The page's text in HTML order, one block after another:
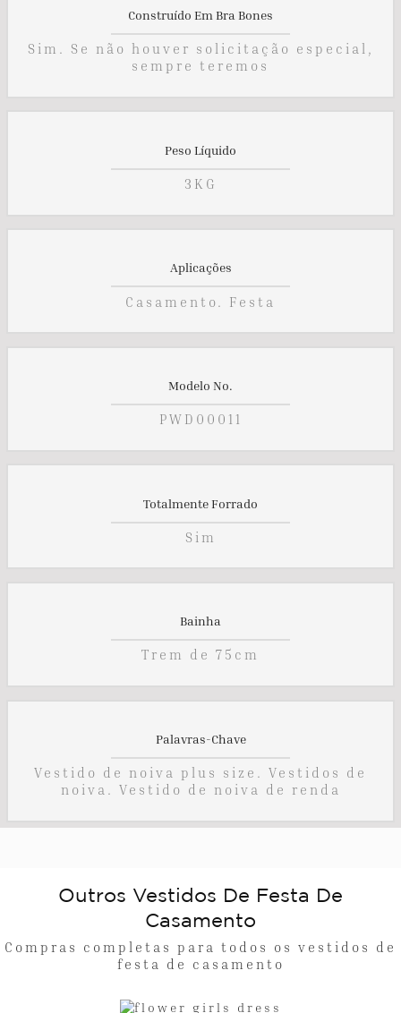
Construído Em Bra Bones
Sim. Se não houver solicitação especial,
sempre teremos
Peso Líquido
3KG
Aplicações
Casamento. Festa
Modelo No.
PWD00011
Totalmente Forrado
Sim
Bainha
Trem de 75cm
Palavras-Chave
Vestido de noiva plus size. Vestidos de
noiva. Vestido de noiva de renda
Outros Vestidos De Festa De
Casamento
Compras completas para todos os vestidos de
festa de casamento